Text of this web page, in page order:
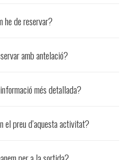
he de reservar?
amb antelació?
més detallada?
el preu d’aquesta activitat?